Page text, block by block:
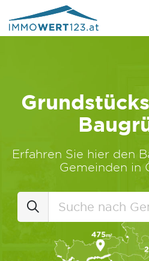
Erfahren Sie hier den
Gemeinden in